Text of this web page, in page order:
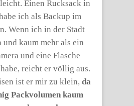
Einen Rucksack in
ich als Backup im
Wenn ich in der Stadt
und kaum mehr als ein
und eine Flasche
reicht er völlig aus.
ist er mir zu klein, da
Packvolumen kaum